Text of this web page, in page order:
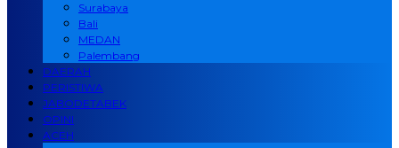
Surabaya
Bali
MEDAN
Palembang
DAERAH
PERISTIWA
JABODETABEK
OPINI
ACEH